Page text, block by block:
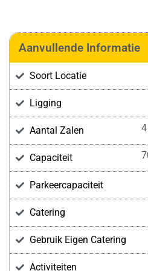
Aanvullende Informatie
Soort Locatie
Ligging
Aantal Zalen
Capaciteit
Parkeercapaciteit
Catering
Gebruik Eigen Catering
Activiteiten